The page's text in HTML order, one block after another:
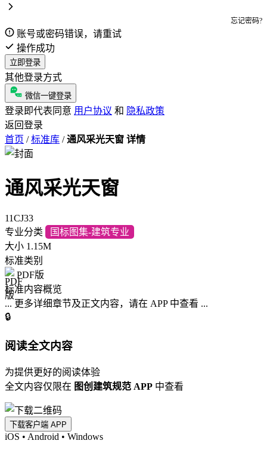
忘记密码?
账号或密码错误，请重试
操作成功
立即登录
其他登录方式
微信一键登录
登录即代表同意 用户协议 和 隐私政策
返回登录
首页 / 标准库 / 通风采光天窗 详情
通风采光天窗
11CJ33
专业分类
国标图集-建筑专业
大小 1.15M
标准类别
PDF版
标准内容概览
... 更多详细章节及正文内容，请在 APP 中查看 ...
🔒
阅读全文内容
为提供更好的阅读体验
全文内容仅限在 图创建筑规范 APP 中查看
下载客户端 APP
iOS • Android • Windows